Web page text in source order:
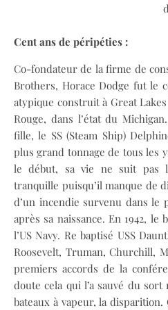
Cent ans de péripéties :
Co-fondateur de la firme de
Brothers, Horace Dodge fut le
atypique construit à Great
Rouge, dans l’état du
fille, le SS (Steam Ship)
plus grand tonnage de tous les
le début, sa vie ne suit pas
tranquille puisqu’il manque de
d’un incendie survenu dans le
après sa naissance. En 1942,
l’US Navy. Re baptisé USS
Roosevelt, Truman, Churchill,
premiers accords de la
doute cela qui l’a sauvé du
bateaux à vapeur, la